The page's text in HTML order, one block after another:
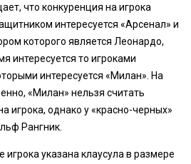
что конкуренция на игрока
интересуется «Арсенал» и
которого является Леонардо,
интересуется то игроками
интересуется «Милан». На
«Милан» нельзя считать
игрока, однако у «красно-черных»
Рангник.
игрока указана клаусула в размере